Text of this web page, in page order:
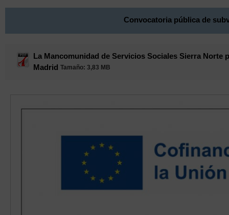
Convocatoria pública de
La Mancomunidad de Servicios Sociales Sierra
Madrid Tamaño: 3,83 MB